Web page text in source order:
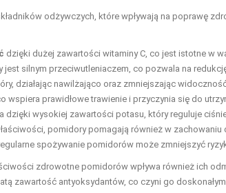
odżywczych, które wpływają na poprawę
dzięki dużej zawartości witaminy C, co jest istotne w
jest silnym przeciwutleniaczem, co pozwala na
działając nawilżająco oraz zmniejszając
wspiera prawidłowe trawienie i przyczynia się do
dzięki wysokiej zawartości potasu, który reguluje
pomidory pomagają również w
spożywanie pomidorów może zmniejszyć
zdrowotne pomidorów wpływa również ich
zawartość antyoksydantów, co czyni go